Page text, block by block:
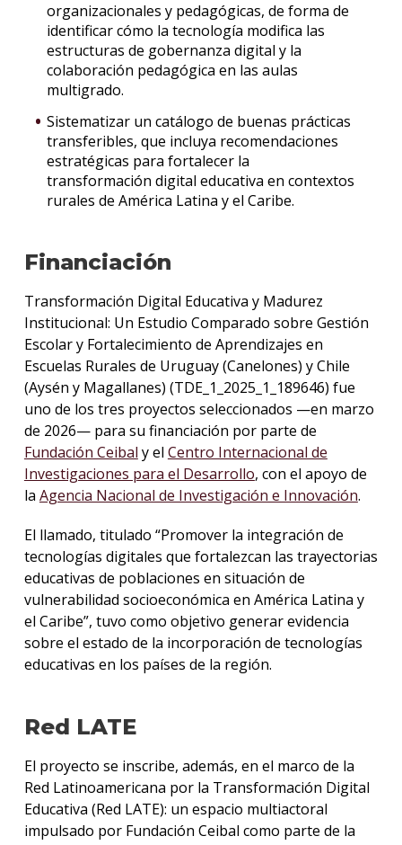
organizacionales y pedagógicas, de forma de
identificar cómo la tecnología modifica las
estructuras de gobernanza digital y la
colaboración pedagógica en las aulas
multigrado.
Sistematizar un catálogo de buenas prácticas
transferibles, que incluya recomendaciones
estratégicas para fortalecer la
transformación digital educativa en contextos
rurales de América Latina y el Caribe.
Financiación
Transformación Digital Educativa y Madurez
Institucional: Un Estudio Comparado sobre Gestión
Escolar y Fortalecimiento de Aprendizajes en
Escuelas Rurales de Uruguay (Canelones) y Chile
(Aysén y Magallanes) (TDE_1_2025_1_189646) fue
uno de los tres proyectos seleccionados —en marzo
de 2026— para su financiación por parte de
Fundación Ceibal y el Centro Internacional de
Investigaciones para el Desarrollo, con el apoyo de
la Agencia Nacional de Investigación e Innovación.
El llamado, titulado “Promover la integración de
tecnologías digitales que fortalezcan las trayectorias
educativas de poblaciones en situación de
vulnerabilidad socioeconómica en América Latina y
el Caribe”, tuvo como objetivo generar evidencia
sobre el estado de la incorporación de tecnologías
educativas en los países de la región.
Red LATE
El proyecto se inscribe, además, en el marco de la
Red Latinoamericana por la Transformación Digital
Educativa (Red LATE): un espacio multiactoral
impulsado por Fundación Ceibal como parte de la